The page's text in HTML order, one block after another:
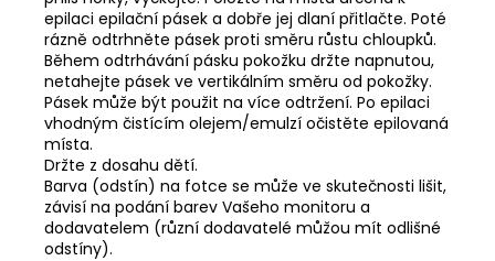
epilaci epilační pásek a dobře jej dlaní přitlačte. Poté
rázně odtrhněte pásek proti směru růstu chloupků.
Během odtrhávání pásku pokožku držte napnutou,
netahejte pásek ve vertikálním směru od pokožky.
Pásek může být použit na více odtržení. Po epilaci
vhodným čistícím olejem/emulzí očistěte epilovaná
místa.
Držte z dosahu dětí.
Barva (odstín) na fotce se může ve skutečnosti lišit,
závisí na podání barev Vašeho monitoru a
dodavatelem (různí dodavatelé můžou mít odlišné
odstíny).